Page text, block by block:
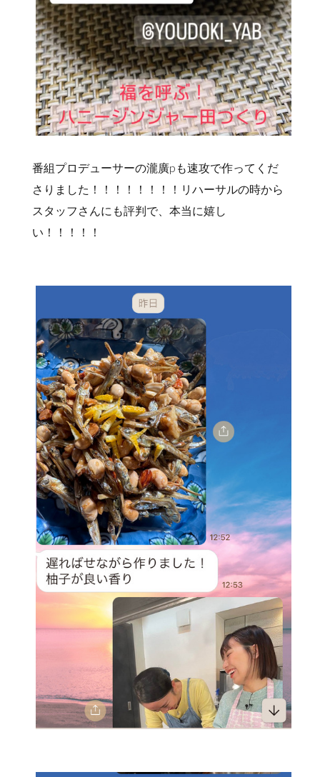
番組プロデューサーの瀧廣pも速攻で作ってくだ
さりました！！！！！！！！リハーサルの時から
スタッフさんにも評判で、本当に嬉し
い！！！！！